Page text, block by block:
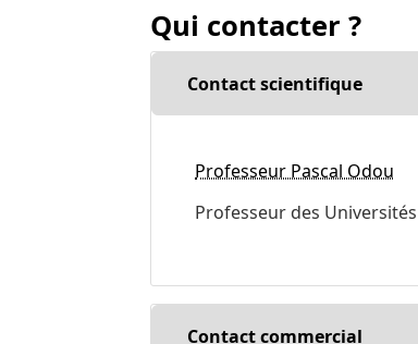
Qui contacter ?
Contact scientifique
Professeur Pascal Odou
Professeur des
Contact commercial